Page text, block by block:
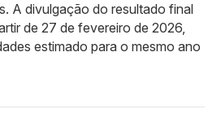
A divulgação do resultado final
de 27 de fevereiro de 2026,
estimado para o mesmo ano